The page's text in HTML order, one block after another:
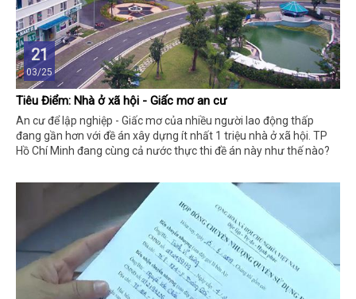
21
03/25
Tiêu Điểm: Nhà ở xã hội - Giấc mơ an cư
An cư để lập nghiệp - Giấc mơ của nhiều người lao động thấp
đang gần hơn với đề án xây dựng ít nhất 1 triệu nhà ở xã hội. TP
Hồ Chí Minh đang cùng cả nước thực thi đề án này như thế nào?